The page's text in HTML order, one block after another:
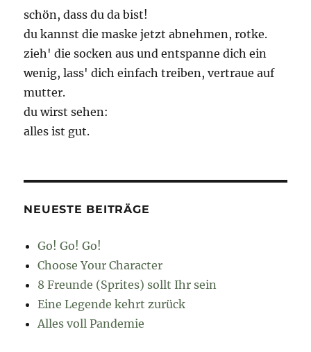
schön, dass du da bist!
du kannst die maske jetzt abnehmen, rotke.
zieh' die socken aus und entspanne dich ein
wenig, lass' dich einfach treiben, vertraue auf
mutter.
du wirst sehen:
alles ist gut.
NEUESTE BEITRÄGE
Go! Go! Go!
Choose Your Character
8 Freunde (Sprites) sollt Ihr sein
Eine Legende kehrt zurück
Alles voll Pandemie